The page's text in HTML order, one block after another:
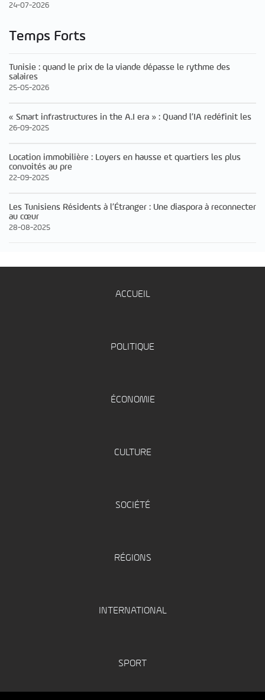
24-07-2026
Temps Forts
Tunisie : quand le prix de la viande dépasse le rythme des
salaires
25-05-2026
« Smart infrastructures in the A.I era » : Quand l’IA redéfinit les
26-09-2025
Location immobilière : Loyers en hausse et quartiers les plus
convoités au pre
22-09-2025
Les Tunisiens Résidents à l’Étranger : Une diaspora à reconnecter
au cœur
28-08-2025
ACCUEIL
POLITIQUE
ÉCONOMIE
CULTURE
SOCIÉTÉ
RÉGIONS
INTERNATIONAL
SPORT